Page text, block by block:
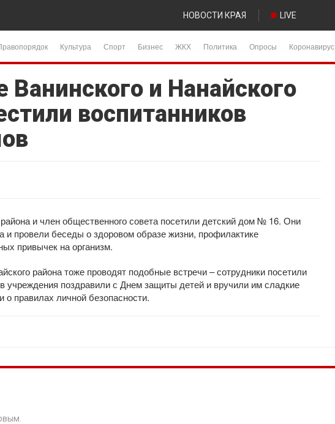
НОВОСТИ КРАЯ LIVE
Культура Спорт Бизнес ЖКХ Политика Опросы Коронавирус
Ванинского и Нанайского
воспитанников
и член общественного совета посетили детский дом № 16. Они
и провели беседы о здоровом образе жизни, профилактике
привычек на организм.
района тоже проводят подобные встречи – сотрудники посетили
учреждения поздравили с Днем защиты детей и вручили им сладкие
о правилах личной безопасности.